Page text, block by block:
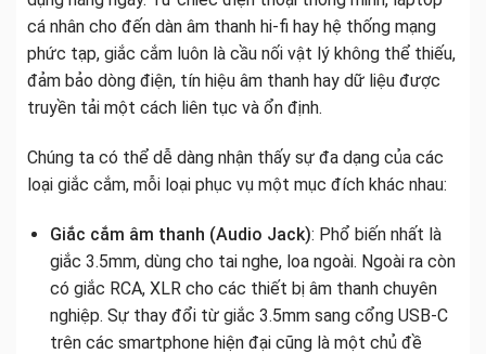
cá nhân cho đến dàn âm thanh hi-fi hay hệ thống mạng
phức tạp, giắc cắm luôn là cầu nối vật lý không thể thiếu,
đảm bảo dòng điện, tín hiệu âm thanh hay dữ liệu được
truyền tải một cách liên tục và ổn định.
Chúng ta có thể dễ dàng nhận thấy sự đa dạng của các
loại giắc cắm, mỗi loại phục vụ một mục đích khác nhau:
Giắc cắm âm thanh (Audio Jack): Phổ biến nhất là
giắc 3.5mm, dùng cho tai nghe, loa ngoài. Ngoài ra còn
có giắc RCA, XLR cho các thiết bị âm thanh chuyên
nghiệp. Sự thay đổi từ giắc 3.5mm sang cổng USB-C
trên các smartphone hiện đại cũng là một chủ đề